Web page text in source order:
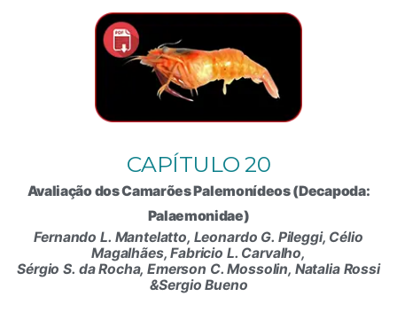
CAPÍTULO 20
Avaliação dos Camarões Palemonídeos (Decapoda:
Palaemonidae)
Fernando L. Mantelatto, Leonardo G. Pileggi, Célio
Magalhães, Fabricio L. Carvalho,
Sérgio S. da Rocha, Emerson C. Mossolin, Natalia Rossi
&Sergio Bueno